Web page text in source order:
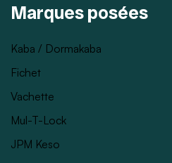
Marques posées
Kaba / Dormakaba
Fichet
Vachette
Mul-T-Lock
JPM Keso